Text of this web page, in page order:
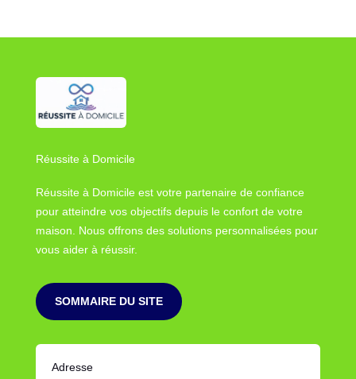
Réussite à Domicile
Réussite à Domicile est votre partenaire de confiance
pour atteindre vos objectifs depuis le confort de votre
maison. Nous offrons des solutions personnalisées pour
vous aider à réussir.
SOMMAIRE DU SITE
Adresse